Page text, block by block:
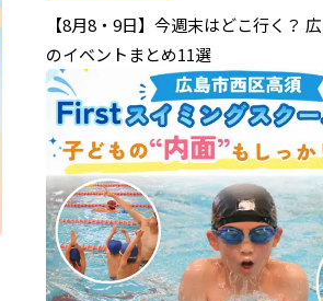
【8月8・9日】今週末はどこ行く？
のイベントまとめ11選